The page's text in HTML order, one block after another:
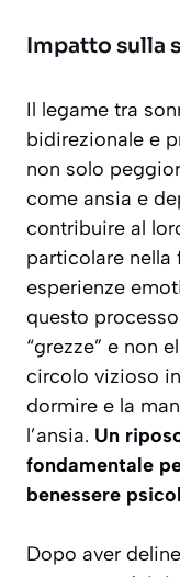
Impatto sulla
Il legame tra
bidirezionale e
non solo
come ansia e
contribuire al
particolare nella
esperienze
questo
“grezze” e non
circolo vizioso
dormire e la
l’ansia. Un
fondamentale
benessere
Dopo aver